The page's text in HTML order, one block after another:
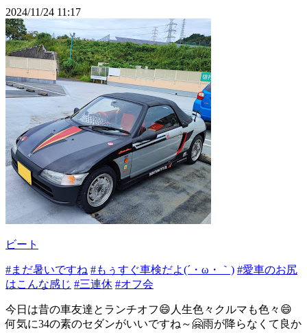
2024/11/24 11:17
ビート
#まだ暑いですね #もぅすぐ車検だよ(´・ω・｀) #愛車のお尻
はこんな感じ #三連休 #オフ会
今日は昔の車友達とランチオフ😄人生色々クルマも色々😄
何気に34の素のセダンがいいですね～🤗雨が降らなくて良か